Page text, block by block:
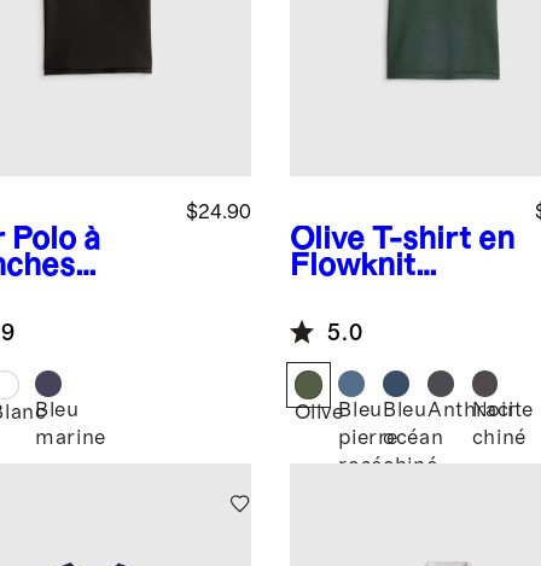
Polo à
de coton
$24.90
Bleu
marine
Olive T-shirt en
Flowknit
5.0
OliveBleu
pierre
rosé
Bleu
océan
chiné
Anthracite
Noir
chiné